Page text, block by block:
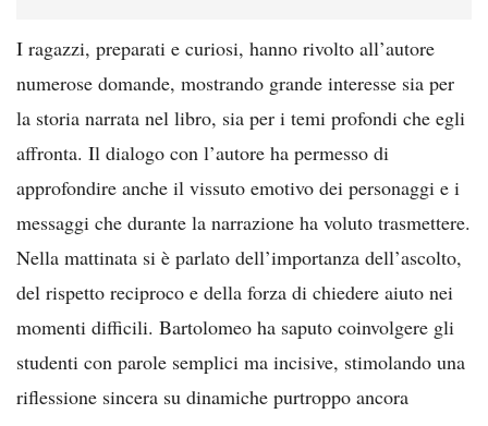
I ragazzi, preparati e curiosi, hanno rivolto all’autore
numerose domande, mostrando grande interesse sia per
la storia narrata nel libro, sia per i temi profondi che egli
affronta. Il dialogo con l’autore ha permesso di
approfondire anche il vissuto emotivo dei personaggi e i
messaggi che durante la narrazione ha voluto trasmettere.
Nella mattinata si è parlato dell’importanza dell’ascolto,
del rispetto reciproco e della forza di chiedere aiuto nei
momenti difficili. Bartolomeo ha saputo coinvolgere gli
studenti con parole semplici ma incisive, stimolando una
riflessione sincera su dinamiche purtroppo ancora